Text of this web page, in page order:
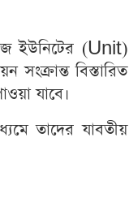
ইউনিটের (Unit)
বিস্তারিত
যাবে।
তাদের যাবতীয়